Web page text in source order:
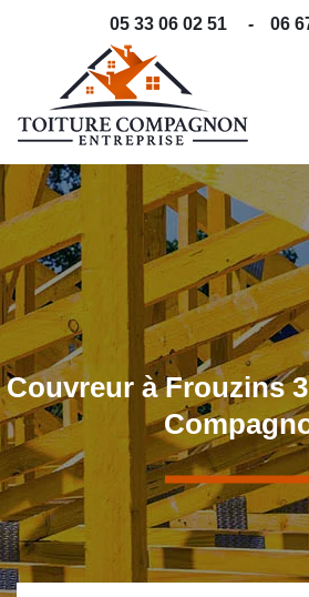
05 33 06 02 51 - 06
Couvreur à Frouzins